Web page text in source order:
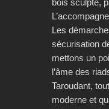
bois sculpté,
Les
sécurisation
mettons un
l’âme des
Taroudant,
moderne et